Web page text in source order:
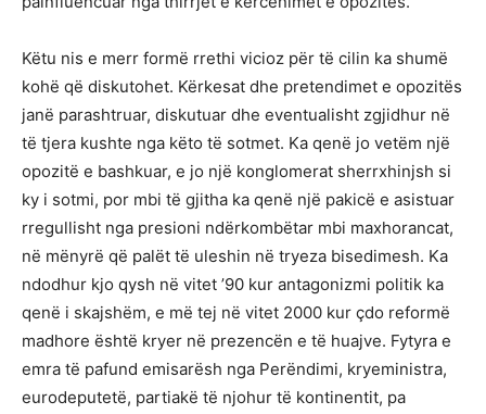
Këtu nis e merr formë rrethi vicioz për të cilin ka shumë
kohë që diskutohet. Kërkesat dhe pretendimet e opozitës
janë parashtruar, diskutuar dhe eventualisht zgjidhur në
të tjera kushte nga këto të sotmet. Ka qenë jo vetëm një
opozitë e bashkuar, e jo një konglomerat sherrxhinjsh si
ky i sotmi, por mbi të gjitha ka qenë një pakicë e asistuar
rregullisht nga presioni ndërkombëtar mbi maxhorancat,
në mënyrë që palët të uleshin në tryeza bisedimesh. Ka
ndodhur kjo qysh në vitet ’90 kur antagonizmi politik ka
qenë i skajshëm, e më tej në vitet 2000 kur çdo reformë
madhore është kryer në prezencën e të huajve. Fytyra e
emra të pafund emisarësh nga Perëndimi, kryeministra,
eurodeputetë, partiakë të njohur të kontinentit, pa